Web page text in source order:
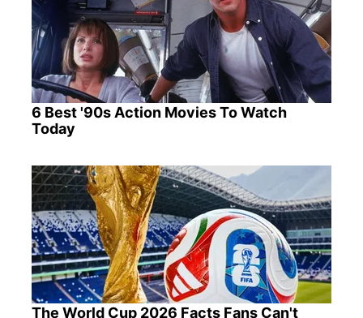
6 Best '90s Action Movies To Watch
Today
The World Cup 2026 Facts Fans Can't